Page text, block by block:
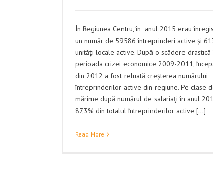
În Regiunea Centru, în anul 2015 erau
un număr de 59586 întreprinderi active și
unități locale active. După o scădere drastică
perioada crizei economice 2009-2011,
din 2012 a fost reluată creșterea numărului
întreprinderilor active din regiune. Pe clase
mărime după numărul de salariaţi în anul
87,3% din totalul întreprinderilor active [...]
Read More